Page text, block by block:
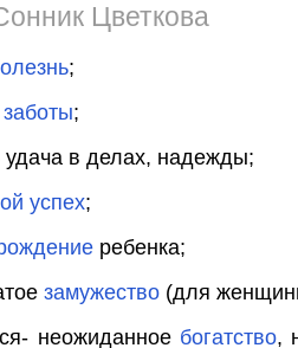
Цветкова
;
заботы;
в делах, надежды;
успех;
ребенка;
замужество (для
неожиданное богатство,